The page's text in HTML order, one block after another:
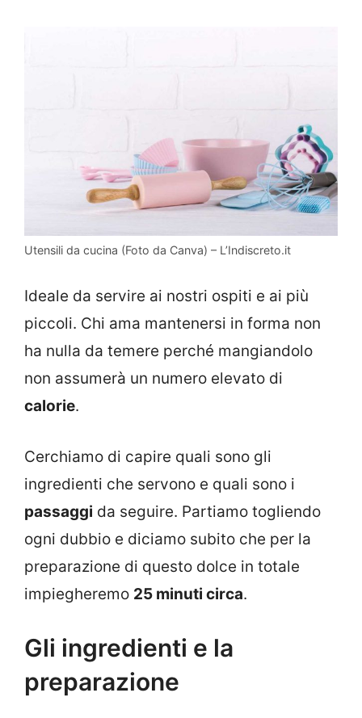
Utensili da cucina (Foto da Canva) – L’Indiscreto.it
Ideale da servire ai nostri ospiti e ai più
piccoli. Chi ama mantenersi in forma non
ha nulla da temere perché mangiandolo
non assumerà un numero elevato di
calorie.
Cerchiamo di capire quali sono gli
ingredienti che servono e quali sono i
passaggi da seguire. Partiamo togliendo
ogni dubbio e diciamo subito che per la
preparazione di questo dolce in totale
impiegheremo 25 minuti circa.
Gli ingredienti e la
preparazione